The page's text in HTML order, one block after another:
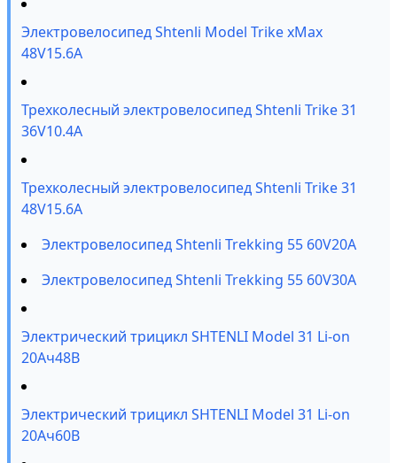
Электровелосипед Shtenli Model Trike xMax
48V15.6A
Трехколесный электровелосипед Shtenli Trike 31
36V10.4A
Трехколесный электровелосипед Shtenli Trike 31
48V15.6A
Электровелосипед Shtenli Trekking 55 60V20A
Электровелосипед Shtenli Trekking 55 60V30A
Электрический трицикл SHTENLI Model 31 Li-on
20Ач48В
Электрический трицикл SHTENLI Model 31 Li-on
20Ач60В